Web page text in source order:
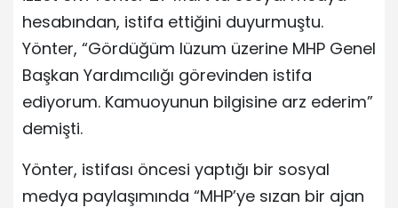
hesabından, istifa ettiğini duyurmuştu.
Yönter, “Gördüğüm lüzum üzerine MHP Genel
Başkan Yardımcılığı görevinden istifa
ediyorum. Kamuoyunun bilgisine arz ederim”
demişti.
Yönter, istifası öncesi yaptığı bir sosyal
medya paylaşımında “MHP’ye sızan bir ajan